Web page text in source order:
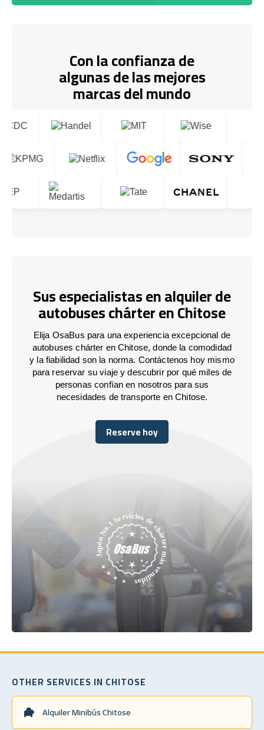
Con la confianza de
algunas de las mejores
marcas del mundo
Sus especialistas en alquiler de
autobuses chárter en Chitose
Elija OsaBus para una experiencia excepcional de
autobuses chárter en Chitose, donde la comodidad
y la fiabilidad son la norma. Contáctenos hoy mismo
para reservar su viaje y descubrir por qué miles de
personas confían en nosotros para sus
necesidades de transporte en Chitose.
Reserve hoy
Reserve hoy
OTHER SERVICES IN CHITOSE
Alquiler Minibús Chitose